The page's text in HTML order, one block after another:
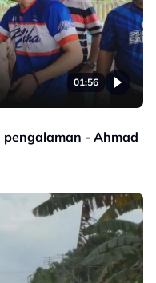
01:56
- Ahmad